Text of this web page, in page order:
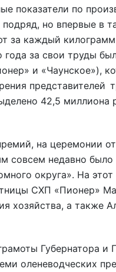
показатели по
но впервые в
за каждый
за свои труды
и «Чаунское»),
представителей
42,5 миллиона
на церемонии
совсем недавно
округа». На
СХП «Пионер»
хозяйства, а также
Губернатора и
оленеводческих